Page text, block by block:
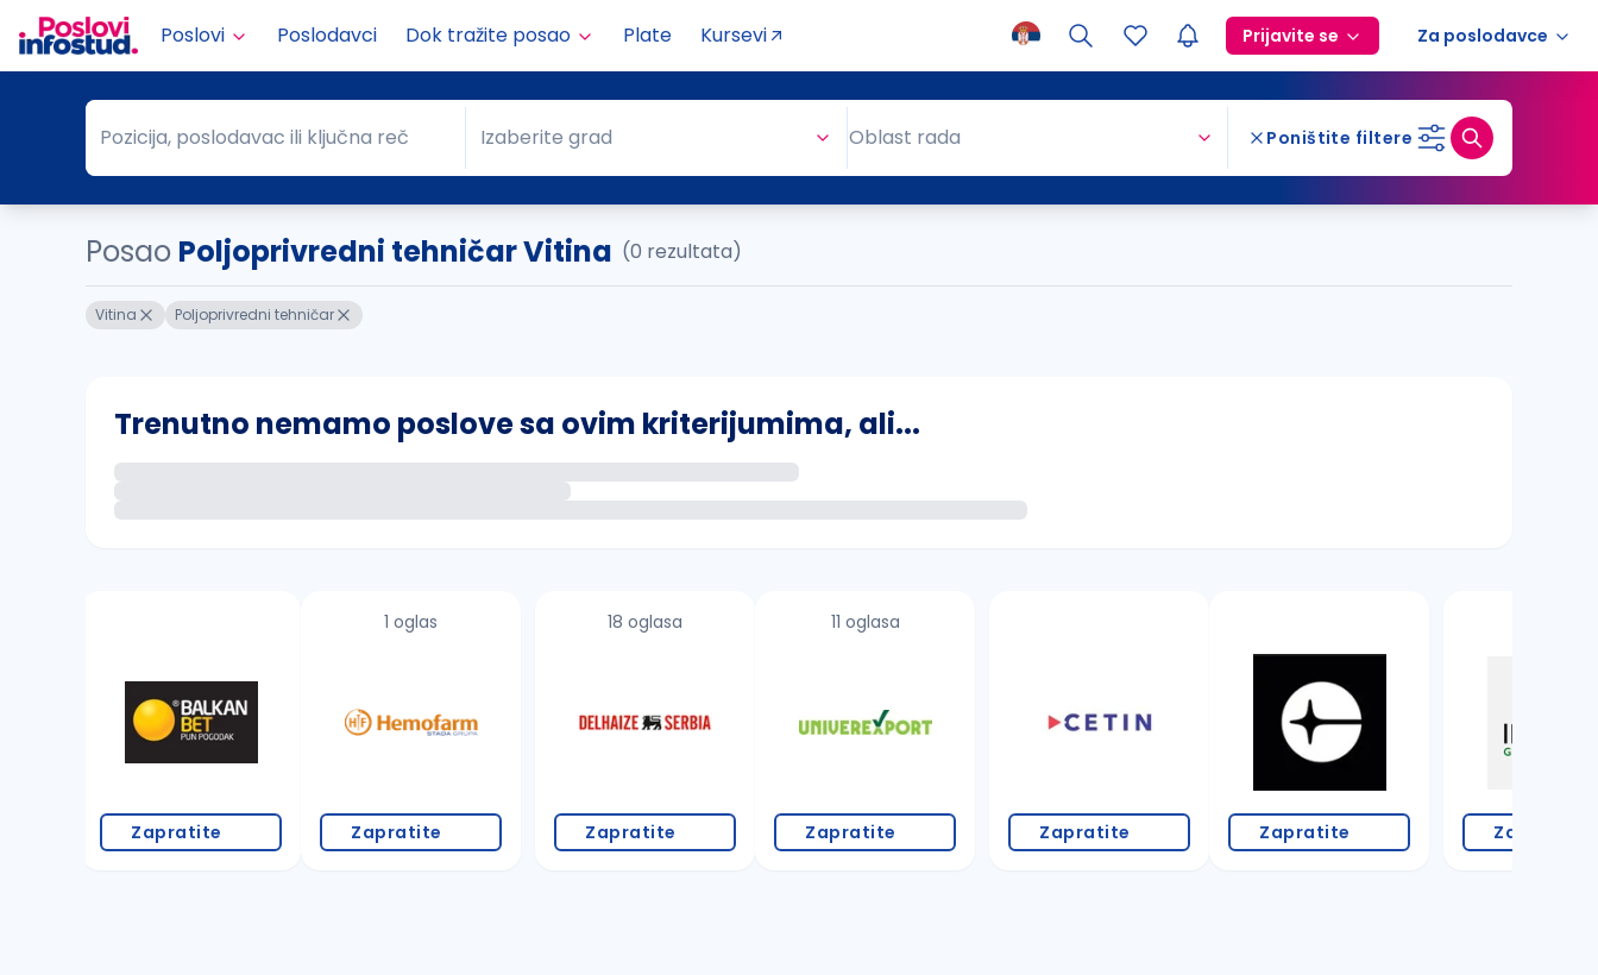
Poslovi Poslodavci Dok tražite posao Plate Kursevi Prijavite se Za poslodavce
Pozicija, poslodavac ili ključna reč
Pozicija, poslodavac ili ključna reč Grad
Izaberite grad Oblast rada Poništite filtere
Posao Poljoprivredni tehničar Vitina (0 rezultata)
Vitina Poljoprivredni tehničar
Trenutno nemamo poslove sa ovim kriterijumima, ali...
proverite pravopisne greške (koristite č, ć, š, đ, ž, dž)
povećajte radijus za odabrani grad
Zapratite
1 oglas
Zapratite
18 oglasa
Zapratite
11 oglasa
Zapratite Zapratite Zapratite Zapratite